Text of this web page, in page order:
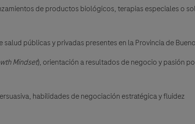
de productos biológicos, terapias especiales o
públicas y privadas presentes en la Provincia de
Mindset), orientación a resultados de negocio y pasión
habilidades de negociación estratégica y fluidez